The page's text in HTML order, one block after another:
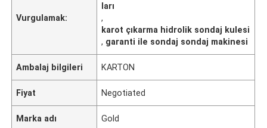
Vurgulamak:
ları
,
karot çıkarma hidrolik sondaj kulesi
, garanti ile sondaj sondaj makinesi
Ambalaj bilgileri KARTON
Fiyat Negotiated
Marka adı Gold